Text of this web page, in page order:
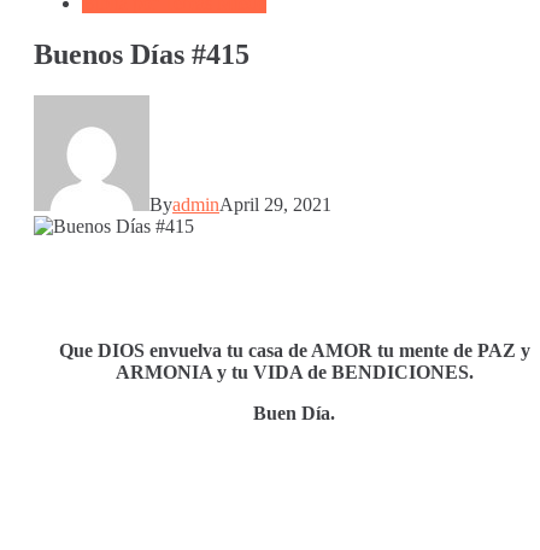
Buenos Días #415
ByadminApril 29, 2021
Que DIOS envuelva tu casa de AMOR tu mente de PAZ y
ARMONIA y tu VIDA de BENDICIONES.
Buen Día.